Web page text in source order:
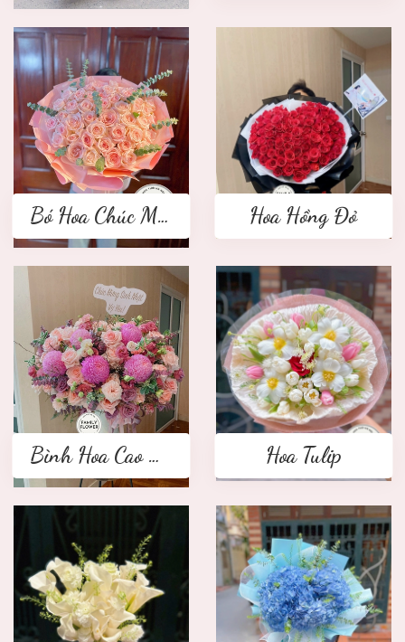
Bó Hoa Chúc Mừng Hoa Hồng Đỏ
Bình Hoa Cao Cấp Hoa Tulip